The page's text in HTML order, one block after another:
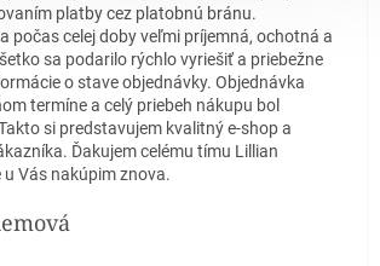
platby cez platobnú bránu.
počas celej doby veľmi príjemná, ochotná a
sa podarilo rýchlo vyriešiť a priebežne
o stave objednávky. Objednávka
termíne a celý priebeh nákupu bol
si predstavujem kvalitný e-shop a
Ďakujem celému tímu Lillian
Vás nakúpim znova.
je 5 z 5 hviezdičiek.